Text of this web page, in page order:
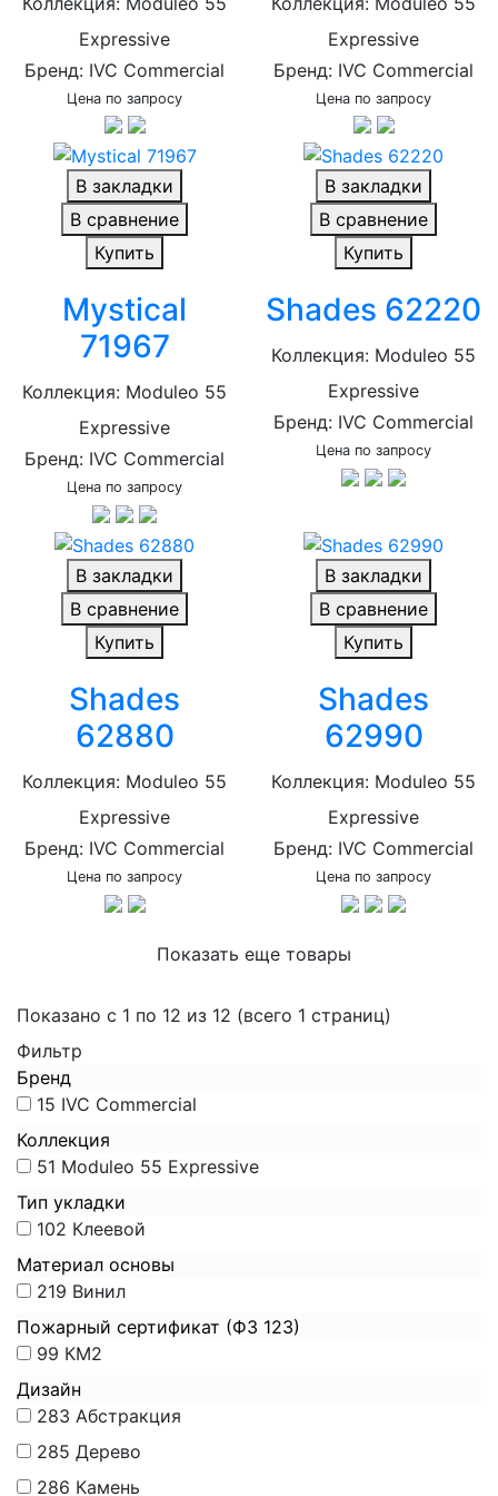
Фильтр
Бренд
15 IVC Commercial
Коллекция
51 Moduleo 55 Expressive
Тип укладки
102 Клеевой
Материал основы
219 Винил
Пожарный сертификат (ФЗ 123)
99 КМ2
Дизайн
283 Абстракция
285 Дерево
286 Камень
Expressive
Бренд: IVC Commercial
Цена по запросу
Expressive
Бренд: IVC Commercial
Цена по запросу
В закладки
В сравнение
Купить
Mystical
71967
Коллекция: Moduleo 55
Expressive
Бренд: IVC Commercial
Цена по запросу
В закладки
В сравнение
Купить
Shades 62220
Коллекция: Moduleo 55
Expressive
Бренд: IVC Commercial
Цена по запросу
В закладки
В сравнение
Купить
Shades
62880
Коллекция: Moduleo 55
Expressive
Бренд: IVC Commercial
Цена по запросу
В закладки
В сравнение
Купить
Shades
62990
Коллекция: Moduleo 55
Expressive
Бренд: IVC Commercial
Цена по запросу
Показать еще товары
Показано с 1 по 12 из 12 (всего 1 страниц)